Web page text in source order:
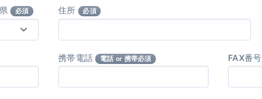
必須 住所 必須
携帯電話 電話 or 携帯必須 FAX番号